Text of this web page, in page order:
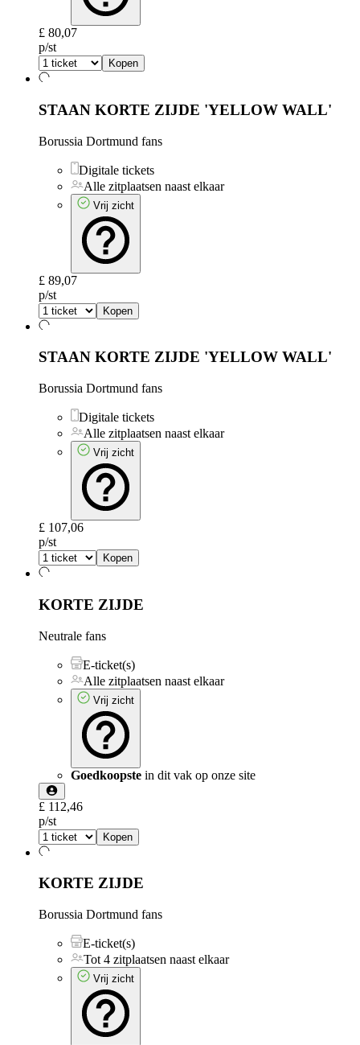
£ 80,07
p/st
Kopen
STAAN KORTE ZIJDE 'YELLOW WALL'
Borussia Dortmund fans
Digitale tickets
Alle zitplaatsen naast elkaar
Vrij zicht
£ 89,07
p/st
Kopen
STAAN KORTE ZIJDE 'YELLOW WALL'
Borussia Dortmund fans
Digitale tickets
Alle zitplaatsen naast elkaar
Vrij zicht
£ 107,06
p/st
Kopen
KORTE ZIJDE
Neutrale fans
E-ticket(s)
Alle zitplaatsen naast elkaar
Vrij zicht
Goedkoopste in dit vak op onze site
£ 112,46
p/st
Kopen
KORTE ZIJDE
Borussia Dortmund fans
E-ticket(s)
Tot 4 zitplaatsen naast elkaar
Vrij zicht